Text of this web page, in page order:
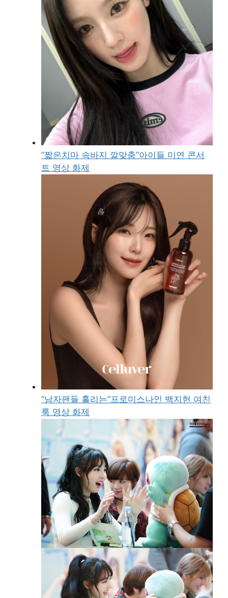
“짧은치마 속바지 깔맞춤”아이들 미연 콘서
트 영상 화제
“남자팬들 홀리는”프로미스나인 백지헌 여친
룩 영상 화제